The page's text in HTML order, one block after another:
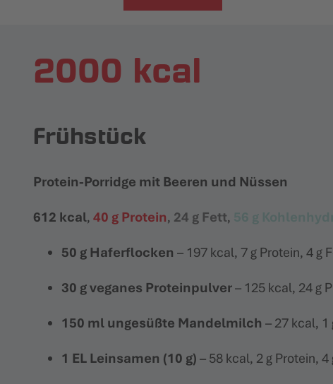
2000 kcal
Frühstück
Protein-Porridge mit Beeren und Nüssen
612 kcal, 40 g Protein, 24 g Fett, 56 g
50 g Haferflocken – 197 kcal, 7 g Protein, 4 g
30 g veganes Proteinpulver– 125 kcal, 24 g
150 ml ungesüßte Mandelmilch – 27 kcal,
1 EL Leinsamen (10 g) – 58 kcal, 2 g Protein,